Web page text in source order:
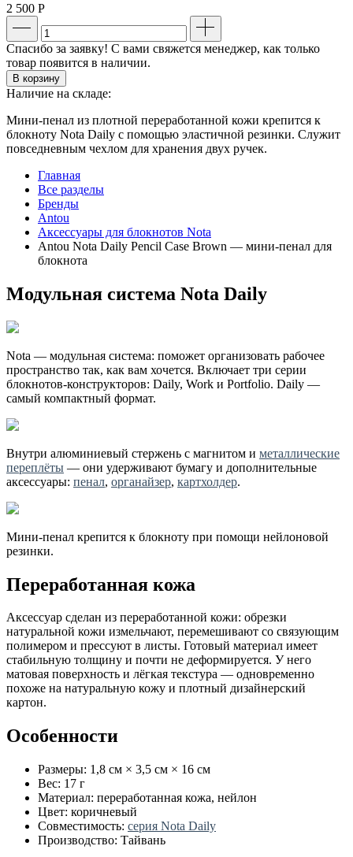
2 500 Р
Спасибо за заявку! С вами свяжется менеджер, как только
товар появится в наличии.
В корзину
Наличие на складе:
Мини-пенал из плотной переработанной кожи крепится к
блокноту Nota Daily с помощью эластичной резинки. Служит
повседневным чехлом для хранения двух ручек.
Главная
Все разделы
Бренды
Antou
Аксессуары для блокнотов Nota
Antou Nota Daily Pencil Case Brown — мини-пенал для
блокнота
Модульная система Nota Daily
Nota — модульная система: поможет организовать рабочее
пространство так, как вам хочется. Включает три серии
блокнотов-конструкторов: Daily, Work и Portfolio. Daily —
самый компактный формат.
Внутри алюминиевый стержень с магнитом и металлические
переплёты — они удерживают бумагу и дополнительные
аксессуары: пенал, органайзер, картхолдер.
Мини-пенал крепится к блокноту при помощи нейлоновой
резинки.
Переработанная кожа
Аксессуар сделан из переработанной кожи: обрезки
натуральной кожи измельчают, перемешивают со связующим
полимером и прессуют в листы. Готовый материал имеет
стабильную толщину и почти не деформируется. У него
матовая поверхность и лёгкая текстура — одновременно
похоже на натуральную кожу и плотный дизайнерский
картон.
Особенности
Размеры: 1,8 см × 3,5 см × 16 см
Вес: 17 г
Материал: переработанная кожа, нейлон
Цвет: коричневый
Совместимость: серия Nota Daily
Производство: Тайвань